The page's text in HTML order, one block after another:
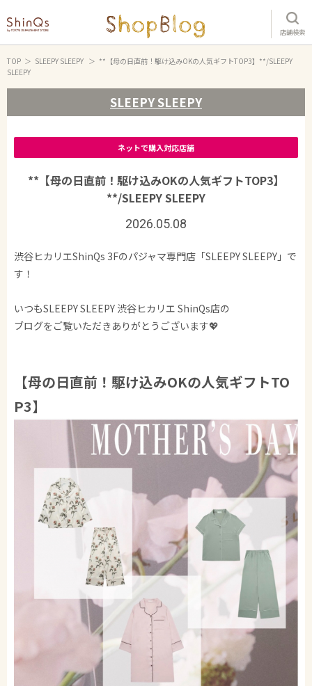
店舗検索
TOP SLEEPY SLEEPY
**【母の日直前！駆け込みOKの人気ギフトTOP3】**/SLEEPY
SLEEPY
SLEEPY SLEEPY
ネットで購入対応店舗
**【母の日直前！駆け込みOKの人気ギフトTOP3】
**/SLEEPY SLEEPY
2026.05.08
渋谷ヒカリエShinQs 3Fのパジャマ専門店「SLEEPY SLEEPY」で
す！
いつもSLEEPY SLEEPY 渋谷ヒカリエ ShinQs店の
ブログをご覧いただきありがとうございます💖
【母の日直前！駆け込みOKの人気ギフトTO
P3】